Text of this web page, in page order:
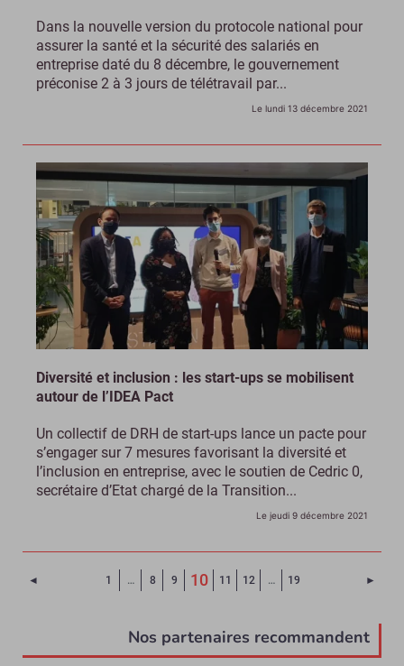
Dans la nouvelle version du protocole national pour
assurer la santé et la sécurité des salariés en
entreprise daté du 8 décembre, le gouvernement
préconise 2 à 3 jours de télétravail par...
Le lundi 13 décembre 2021
Diversité et inclusion : les start-ups se mobilisent
autour de l’IDEA Pact
Un collectif de DRH de start-ups lance un pacte pour
s’engager sur 7 mesures favorisant la diversité et
l’inclusion en entreprise, avec le soutien de Cedric 0,
secrétaire d’Etat chargé de la Transition...
Le jeudi 9 décembre 2021
◄ Page précédente
1 … 8 9 10(Page courante)
11 12 … 19 ►
Nos partenaires recommandent